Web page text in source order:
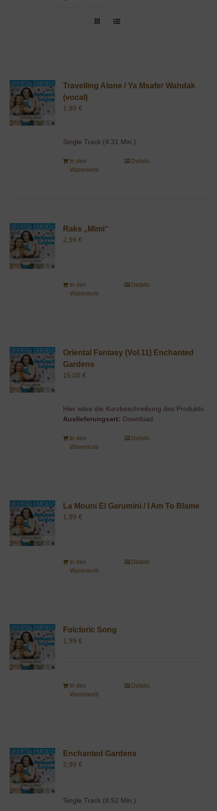
Travelling Alone / Ya Msafer Wahdak
(vocal)
1,99€
Single Track (4:31 Min.)
In den
Warenkorb
Details
Raks „Mimi“
2,99€
In den
Warenkorb
Details
Oriental Fantasy (Vol.11) Enchanted
Gardens
15,00€
Hier wäre die Kurzbeschreibung des Produkts.
Auslieferungsart: Download
In den
Warenkorb
Details
La Mouni El Garumini / I Am To Blame
1,99€
In den
Warenkorb
Details
Folcloric Song
1,99€
In den
Warenkorb
Details
Enchanted Gardens
2,99€
Single Track (8:52 Min.)